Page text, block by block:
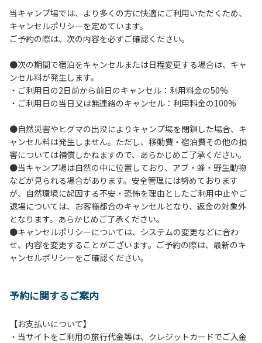
２.安全管理上、お子様の単独での行動はご遠慮ください。
３.調度品などの持ち出しはしないでください。
４.午後10時以降の花火の使用は禁止です。
使用、夜間の大声での談笑等）や他人に嫌悪感を与えるよう
な行為はお止めください。
６.芝生や地面での直火による焚き火、BBQ、キャンプファ
イヤーは禁止します。
台の利用後は炭の鎮火の確認をお願いいたします。
８.バンガローの芝生にはテントは張らないでください。（タ
ープは１つまで可）
９.各自で出されましたゴミは全てお持ち帰りください。（使
用済みの炭は専用の捨て場に捨てられます。）
10.施設内および駐車場などで起きた金品等の盗難、ご利用
者間でのトラブルで生じた損害に対しては、一切の責任を負
いかねます。
11.施設の利用については管理人の指示に従ってください。従
わない場合は退場していただき、今後の利用をお断りする場
合があります。
当キャンプ場では、より多くの方に快適にご利用いただくため、
キャンセルポリシーを定めています。
ご予約の際は、次の内容を必ずご確認ください。
●次の期間で宿泊をキャンセルまたは日程変更する場合は、キャ
ンセル料が発生します。
・ご利用日の2日前から前日のキャンセル：利用料金の50%
・ご利用日の当日又は無連絡のキャンセル：利用料金の100%
●自然災害やヒグマの出没によりキャンプ場を閉鎖した場合、キ
ャンセル料は発生しません。ただし、移動費・宿泊費その他の損
害については補償しかねますので、あらかじめご了承ください。
●当キャンプ場は自然の中に位置しており、アブ・蜂・野生動物
などが見られる場合があります。安全管理には努めております
が、自然環境に起因する不安・恐怖を理由としたご利用中止やご
退場については、お客様都合のキャンセルとなり、返金の対象外
となります。あらかじめご了承ください。
●キャンセルポリシーについては、システムの変更などに合わ
せ、内容を変更することがございます。ご予約の際は、最新のキ
ャンセルポリシーをご確認ください。
予約に関するご案内
【お支払いについて】
・当サイトをご利用の旅行代金等は、クレジットカードでご入金